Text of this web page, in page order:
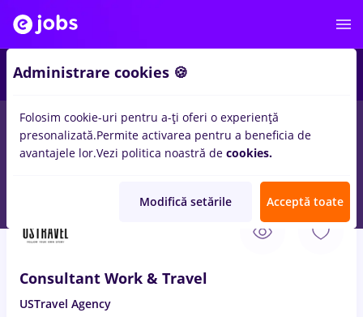
Remote (de acasă) București Cluj-Napoca
Consultant Work & Travel
USTravel Agency
Administrare cookies 🍪
Folosim cookie-uri pentru a-ți oferi o experiență
presonalizată.Permite activarea pentru a beneficia de
avantajele lor.Vezi politica noastră de cookies.
Modifică setările Acceptă toate